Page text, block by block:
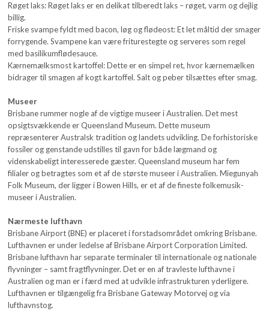
Røget laks: Røget laks er en delikat tilberedt laks – røget, varm og dejlig
billig.
Friske svampe fyldt med bacon, løg og flødeost: Et let måltid der smager
forrygende. Svampene kan være friturestegte og serveres som regel
med basilikumflødesauce.
Kærnemælksmost kartoffel: Dette er en simpel ret, hvor kærnemælken
bidrager til smagen af kogt kartoffel. Salt og peber tilsættes efter smag.
Museer
Brisbane rummer nogle af de vigtige museer i Australien. Det mest
opsigtsvækkende er Queensland Museum. Dette museum
repræsenterer Australsk tradition og landets udvikling. De forhistoriske
fossiler og genstande udstilles til gavn for både lægmand og
videnskabeligt interesserede gæster. Queensland museum har fem
filialer og betragtes som et af de største museer i Australien. Miegunyah
Folk Museum, der ligger i Bowen Hills, er et af de fineste folkemusik-
museer i Australien.
Nærmeste lufthavn
Brisbane Airport (BNE) er placeret i forstadsområdet omkring Brisbane.
Lufthavnen er under ledelse af Brisbane Airport Corporation Limited.
Brisbane lufthavn har separate terminaler til internationale og nationale
flyvninger – samt fragtflyvninger. Det er en af travleste lufthavne i
Australien og man er i færd med at udvikle infrastrukturen yderligere.
Lufthavnen er tilgængelig fra Brisbane Gateway Motorvej og via
lufthavnstog.